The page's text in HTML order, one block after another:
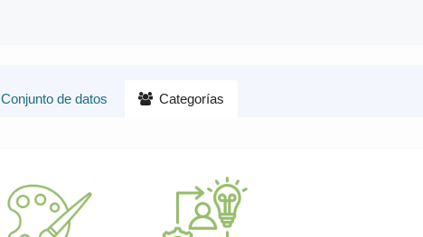
Conjunto de datos Categorías